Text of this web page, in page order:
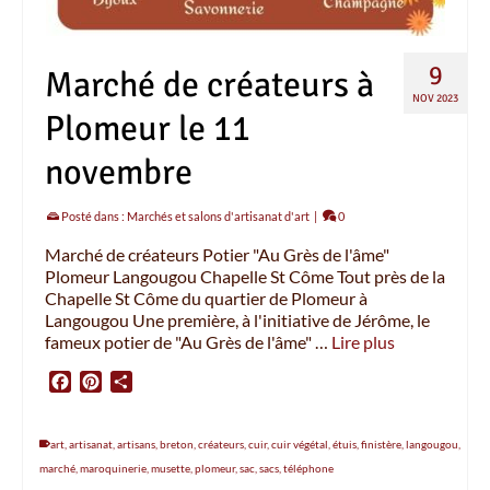
9
NOV 2023
Marché de créateurs à
Plomeur le 11
novembre
Posté dans : Marchés et salons d'artisanat d'art | 0
Marché de créateurs Potier "Au Grès de l'âme"
Plomeur Langougou Chapelle St Côme Tout près de la
Chapelle St Côme du quartier de Plomeur à
Langougou Une première, à l'initiative de Jérôme, le
fameux potier de "Au Grès de l'âme" … Lire plus
FacebookPinterest
art artisanat artisans breton créateurs cuir, cuir végétal étuis finistère langougou
marché maroquinerie musette plomeur, sac sacs téléphone